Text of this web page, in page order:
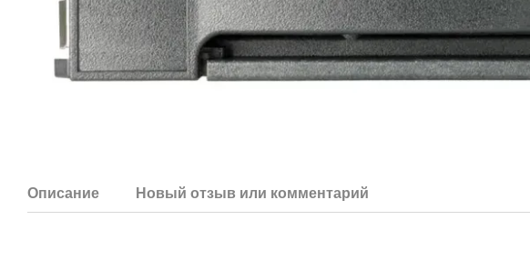
Описание Новый отзыв или комментарий